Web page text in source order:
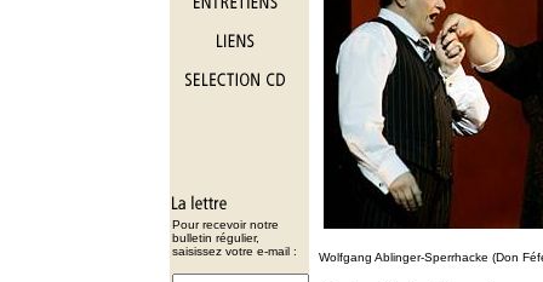
Pour recevoir notre
bulletin régulier,
saisissez votre e-mail :
Wolfgang Ablinger-Sperrhacke (Don